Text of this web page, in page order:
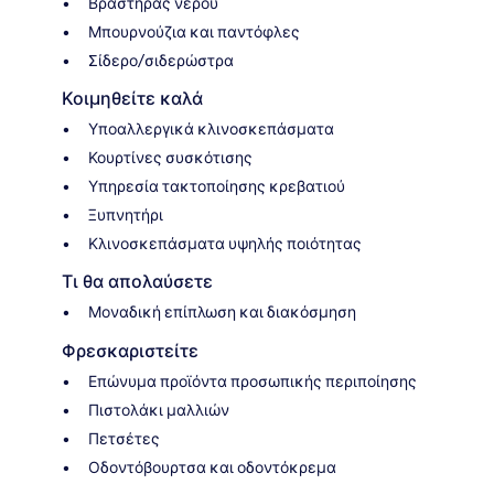
Μπουρνούζια και παντόφλες
Σίδερο/σιδερώστρα
Κοιμηθείτε καλά
Υποαλλεργικά κλινοσκεπάσματα
Κουρτίνες συσκότισης
Υπηρεσία τακτοποίησης κρεβατιού
Ξυπνητήρι
Κλινοσκεπάσματα υψηλής ποιότητας
Τι θα απολαύσετε
Μοναδική επίπλωση και διακόσμηση
Φρεσκαριστείτε
Επώνυμα προϊόντα προσωπικής περιποίησης
Πιστολάκι μαλλιών
Πετσέτες
Οδοντόβουρτσα και οδοντόκρεμα